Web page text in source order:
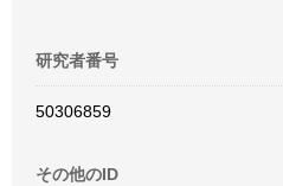
研究者番号
50306859
その他のID